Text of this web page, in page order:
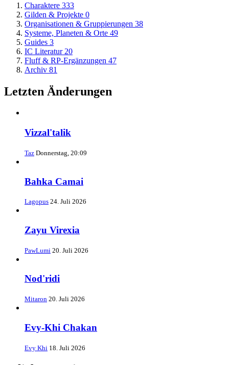
Charaktere 333
Gilden & Projekte 0
Organisationen & Gruppierungen 38
Systeme, Planeten & Orte 49
Guides 3
IC Literatur 20
Fluff & RP-Ergänzungen 47
Archiv 81
Letzten Änderungen
Vizzal'talik
Taz Donnerstag, 20:09
Bahka Camai
Lagopus 24. Juli 2026
Zayu Virexia
PawLumi 20. Juli 2026
Nod'ridi
Mitaron 20. Juli 2026
Evy-Khi Chakan
Evy Khi 18. Juli 2026